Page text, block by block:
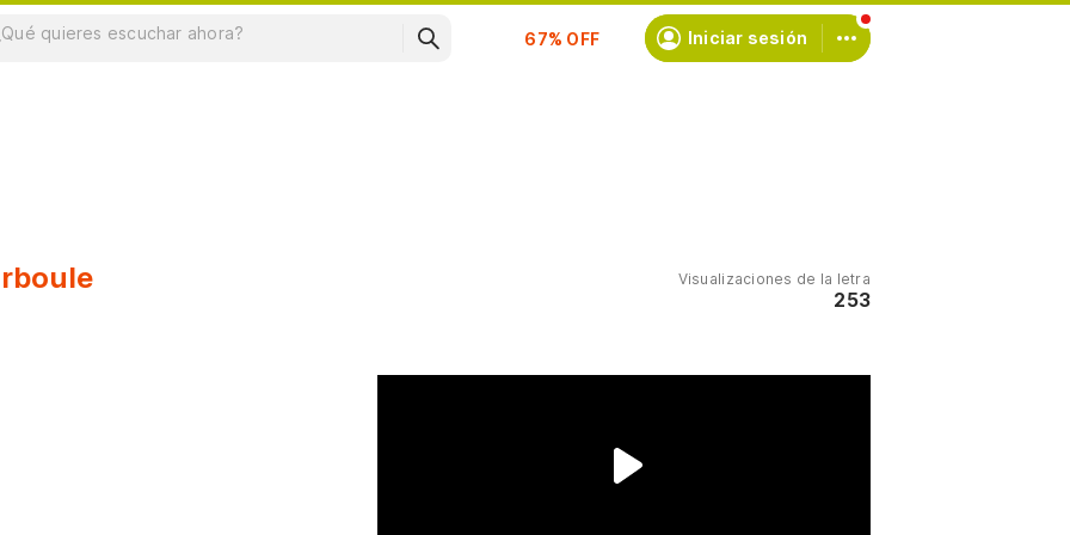
Suscríbete Iniciar sesión
Visualizaciones de la letra
253